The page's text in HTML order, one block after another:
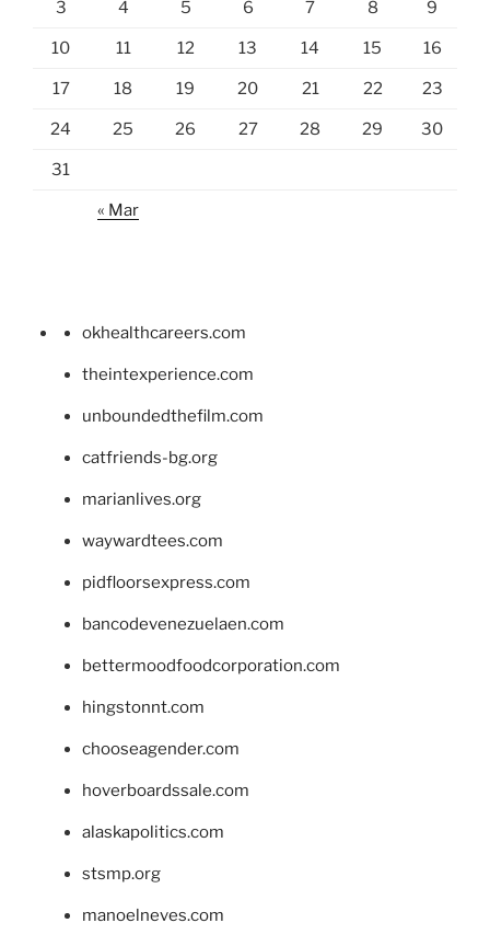
3 4 5 6 7 8 9
10 11 12 13 14 15 16
17 18 19 20 21 22 23
24 25 26 27 28 29 30
31
« Mar
okhealthcareers.com
theintexperience.com
unboundedthefilm.com
catfriends-bg.org
marianlives.org
waywardtees.com
pidfloorsexpress.com
bancodevenezuelaen.com
bettermoodfoodcorporation.com
hingstonnt.com
chooseagender.com
hoverboardssale.com
alaskapolitics.com
stsmp.org
manoelneves.com